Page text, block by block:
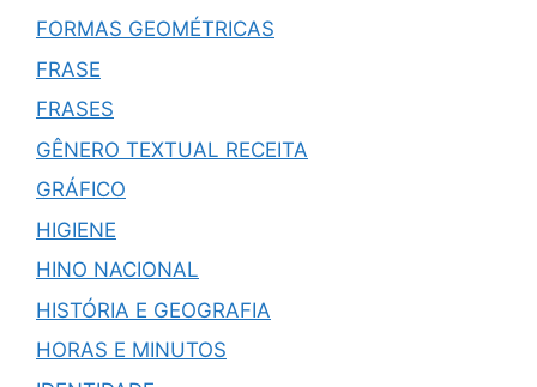
FORMAS GEOMÉTRICAS
FRASE
FRASES
GÊNERO TEXTUAL RECEITA
GRÁFICO
HIGIENE
HINO NACIONAL
HISTÓRIA E GEOGRAFIA
HORAS E MINUTOS